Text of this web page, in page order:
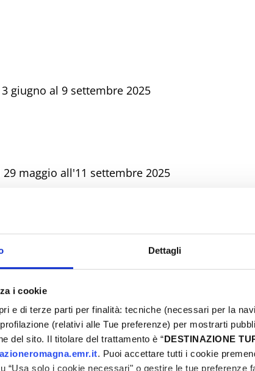
Dettagli
i cookie
e di terze parti per finalità: tecniche (necessari per la
(relativi alle Tue preferenze) per mostrarti
del sito. Il titolare del trattamento è “DESTINAZIONE
. Puoi accettare tutti i cookie
“Usa solo i cookie necessari" o gestire le tue preferenze
giugno al 9 settembre 2025
maggio all'11 settembre 2025
le Mani’
giugno al 5 settembre 2025
luglio al 10 settembre 2025